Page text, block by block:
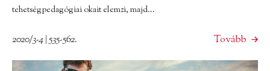
tehetségpedagógiai okait elemzi, majd...
2020/3-4 | 535-562. Tovább